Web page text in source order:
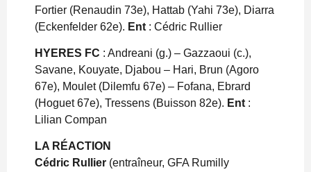
Fortier (Renaudin 73e), Hattab (Yahi 73e), Diarra
(Eckenfelder 62e). Ent : Cédric Rullier
HYERES FC : Andreani (g.) – Gazzaoui (c.),
Savane, Kouyate, Djabou – Hari, Brun (Agoro
67e), Moulet (Dilemfu 67e) – Fofana, Ebrard
(Hoguet 67e), Tressens (Buisson 82e). Ent :
Lilian Compan
LA RÉACTION
Cédric Rullier (entraîneur, GFA Rumilly